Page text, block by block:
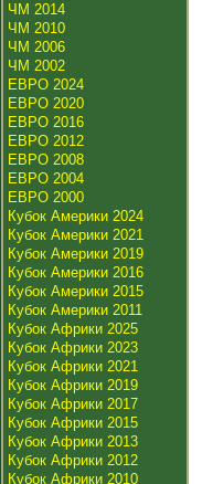
ЧМ 2014
ЧМ 2010
ЧМ 2006
ЧМ 2002
ЕВРО 2024
ЕВРО 2020
ЕВРО 2016
ЕВРО 2012
ЕВРО 2008
ЕВРО 2004
ЕВРО 2000
Кубок Америки 2024
Кубок Америки 2021
Кубок Америки 2019
Кубок Америки 2016
Кубок Америки 2015
Кубок Америки 2011
Кубок Африки 2025
Кубок Африки 2023
Кубок Африки 2021
Кубок Африки 2019
Кубок Африки 2017
Кубок Африки 2015
Кубок Африки 2013
Кубок Африки 2012
Кубок Африки 2010